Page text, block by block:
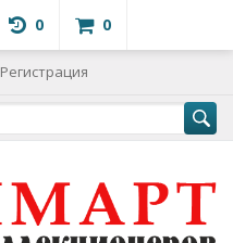
0 0
Регистрация